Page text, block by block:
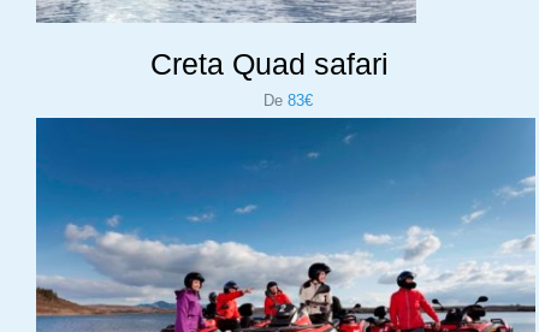
Creta Quad safari
De83€